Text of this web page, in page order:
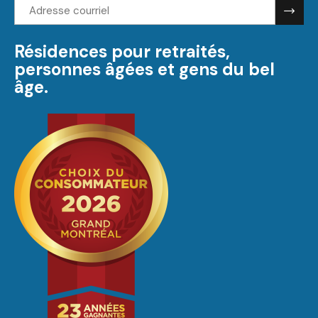
Adresse
courriel:
Résidences pour retraités,
personnes âgées et gens du bel
âge.